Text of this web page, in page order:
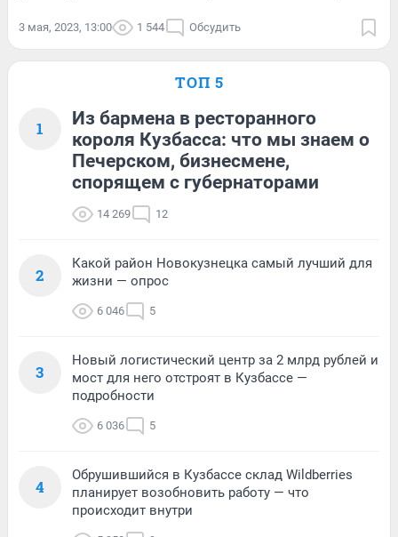
3 мая, 2023, 13:00 1 544 Обсудить
ТОП 5
1
Из бармена в ресторанного
короля Кузбасса: что мы знаем о
Печерском, бизнесмене,
спорящем с губернаторами
14 269 12
2
Какой район Новокузнецка самый лучший для
жизни — опрос
6 046 5
3
Новый логистический центр за 2 млрд рублей и
мост для него отстроят в Кузбассе —
подробности
6 036 5
4
Обрушившийся в Кузбассе склад Wildberries
планирует возобновить работу — что
происходит внутри